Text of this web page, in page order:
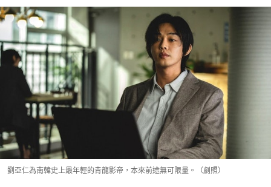
劉亞仁為南韓史上最年輕的青龍影帝，本來前途無可限量。（劇照）